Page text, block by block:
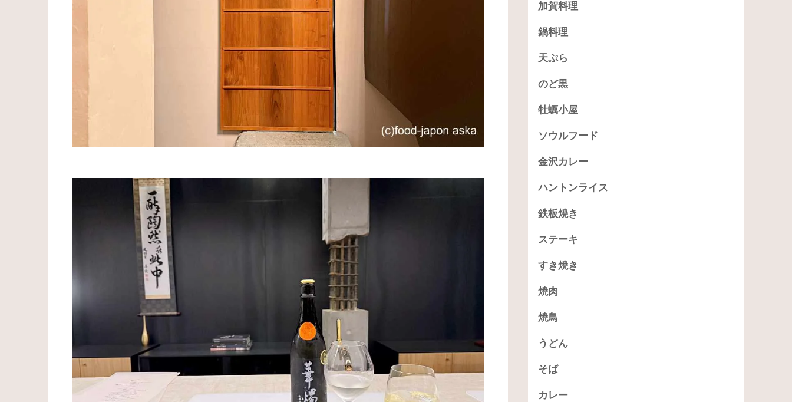
加賀料理
鍋料理
天ぷら
のど黒
牡蠣小屋
ソウルフード
金沢カレー
ハントンライス
鉄板焼き
ステーキ
すき焼き
焼肉
焼鳥
うどん
そば
カレー